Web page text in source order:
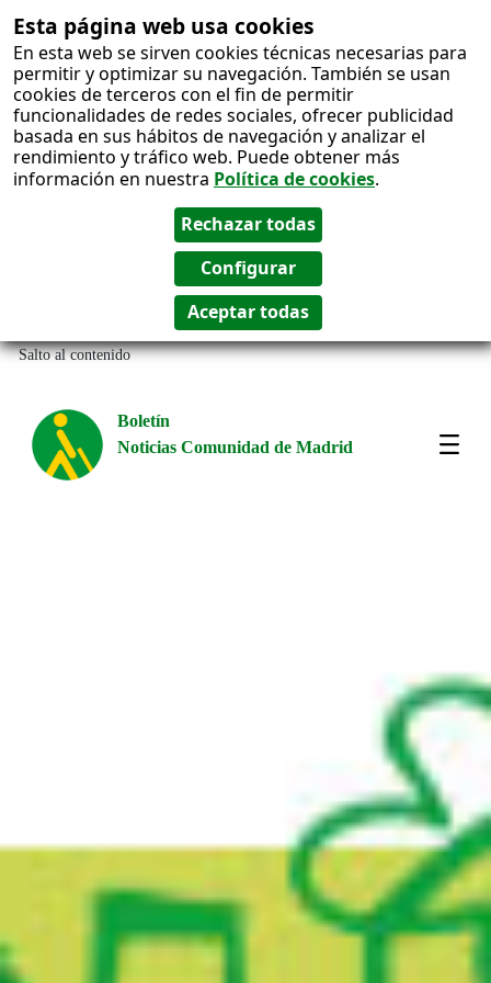
Esta página web usa cookies
En esta web se sirven cookies técnicas necesarias para
permitir y optimizar su navegación. También se usan
cookies de terceros con el fin de permitir
funcionalidades de redes sociales, ofrecer publicidad
basada en sus hábitos de navegación y analizar el
rendimiento y tráfico web. Puede obtener más
información en nuestra Política de cookies.
Salto al contenido
Boletín
Noticias Comunidad de Madrid